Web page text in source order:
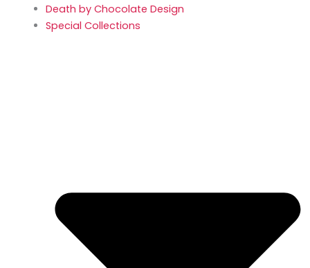
Death by Chocolate Design
Special Collections